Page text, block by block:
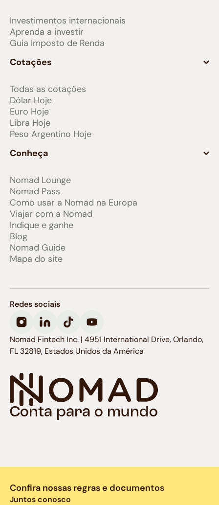
Investimentos internacionais
Aprenda a investir
Guia Imposto de Renda
Cotações
Todas as cotações
Dólar Hoje
Euro Hoje
Libra Hoje
Peso Argentino Hoje
Conheça
Nomad Lounge
Nomad Pass
Como usar a Nomad na Europa
Viajar com a Nomad
Indique e ganhe
Blog
Nomad Guide
Mapa do site
Conta para o mundo
Redes sociais
Nomad Fintech Inc. | 4951 International Drive, Orlando,
FL 32819, Estados Unidos da América
Confira nossas regras e documentos
Juntos conosco